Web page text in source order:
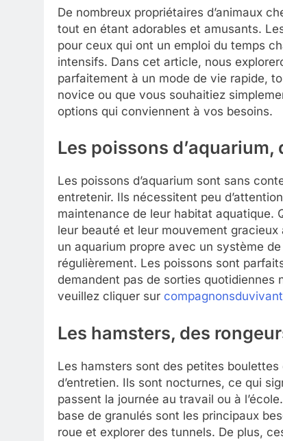
De nombreux propriétaires d’animaux
tout en étant adorables et amusants.
pour ceux qui ont un emploi du temps
intensifs. Dans cet article, nous
parfaitement à un mode de vie rapide,
novice ou que vous souhaitiez
options qui conviennent à vos besoins.
Les poissons
Les poissons d’aquarium sont sans
entretenir. Ils nécessitent peu
maintenance de leur habitat aquatique.
leur beauté et leur mouvement
un aquarium propre avec un système
régulièrement. Les poissons sont
demandent pas de sorties quotidiennes
veuillez cliquer sur
Les hamsters, des
Les hamsters sont des petites
d’entretien. Ils sont nocturnes, ce qui
passent la journée au travail ou à
base de granulés sont les principaux
roue et explorer des tunnels. De plus,